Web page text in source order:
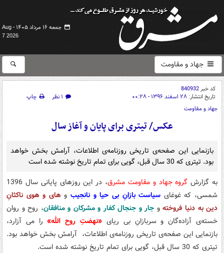
جمعه ۱۶ مرداد ۱۴۰۵ -
Aug
7 2026
جهاد و مقاومت
کد خبر840932
تاریخ انتشار: ۲۸ اسفند ۱۳۹۶ - ۰۰:۲۸ ۱ نظر
چاپ
جهاد و مقاومت
عکس/ تیتری برای پایان و آغاز سال
بازنمایی این صفحه‌ی تاریخی روزنامه‌ی اطلاعات، آرامش بخش خواهد
بود. تیتری که 30 سال قبل، گویی برای تمام تاریخ نوشته شده است
به گزارش گروه جهاد و مقاومت مشرق
، در این روزهای پایانی سال 1396
شمسی، که غوغای سیاست بازانِ بی حیا و نانجیب و های و هوی ناکثانِ
دین به دنیا فروختهو جار و جنجال کفار و مشرکان و منافقان، روح و روان
خسته‌ی آزاده‌گان و سربازانِ بی ریای «نهضتِ روح الله»را می آزارد،
بازنمایی این صفحه‌ی تاریخی روزنامه‌ی اطلاعات، آرامش بخش خواهد بود.
تیتری که 30 سال قبل، گویی برای تمام تاریخ نوشته شده است.